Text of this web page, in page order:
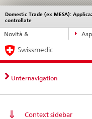
Navigazione
diretta:
novità,
aspetti
legali,
contatto
Novità &
Domestic Trade (ex MESA):
controllate
Service
navigation
Navigation
Swissmedic
Unternavigation
Context sidebar